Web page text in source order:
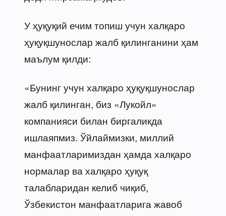
У ҳуқуқий ечим топиш учун халқаро
ҳуқуқшунослар жалб қилинганини ҳам
маълум қилди:
«Бунинг учун халқаро ҳуқуқшунослар
жалб қилинган, биз «Лукойл»
компанияси билан биргаликда
ишлаяпмиз. Ўйлаймизки, миллий
манфаатларимиздан ҳамда халқаро
нормалар ва халқаро ҳуқуқ
талабларидан келиб чиқиб,
Ўзбекистон манфаатларига жавоб